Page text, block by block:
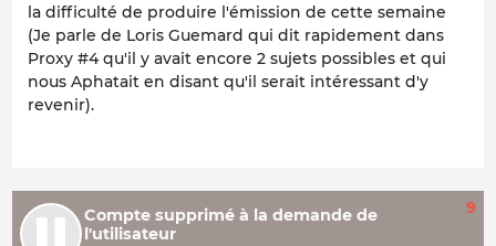
la difficulté de produire l'émission de cette semaine
(Je parle de Loris Guemard qui dit rapidement dans
Proxy #4 qu'il y avait encore 2 sujets possibles et qui
nous Aphatait en disant qu'il serait intéressant d'y
revenir).
Compte supprimé à la demande de
l'utilisateur
9